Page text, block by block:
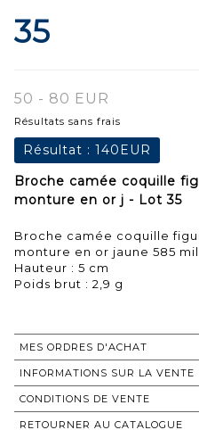
35
50 - 80 EUR
Résultats sans frais
Résultat : 140EUR
Broche camée coquille
monture en or j - Lot 35
Broche camée coquille
monture en or jaune 585
Hauteur : 5 cm
Poids brut : 2,9 g
MES ORDRES D'ACHAT
INFORMATIONS SUR LA VENTE
CONDITIONS DE VENTE
RETOURNER AU CATALOGUE